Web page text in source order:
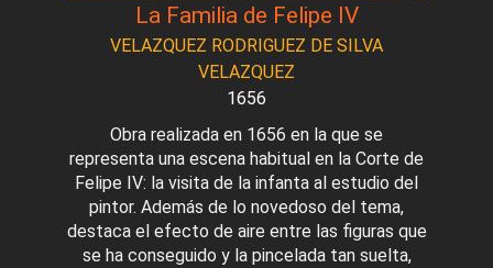
La Familia de Felipe IV
VELAZQUEZ RODRIGUEZ DE SILVA
VELAZQUEZ
1656
Obra realizada en 1656 en la que se
representa una escena habitual en la Corte de
Felipe IV: la visita de la infanta al estudio del
pintor. Además de lo novedoso del tema,
destaca el efecto de aire entre las figuras que
se ha conseguido y la pincelada tan suelta,